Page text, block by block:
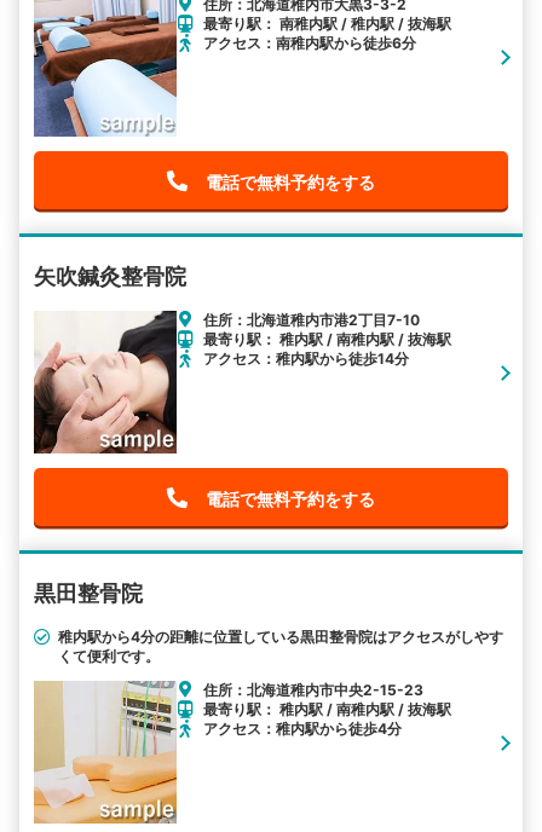
住所：北海道稚内市大黒3-3-2
最寄り駅： 南稚内駅 / 稚内駅 / 抜海駅
アクセス：南稚内駅から徒歩6分
電話で無料予約をする
矢吹鍼灸整骨院
住所：北海道稚内市港2丁目7-10
最寄り駅： 稚内駅 / 南稚内駅 / 抜海駅
アクセス：稚内駅から徒歩14分
電話で無料予約をする
黒田整骨院
稚内駅から4分の距離に位置している黒田整骨院はアクセスがしやす
くて便利です。
住所：北海道稚内市中央2-15-23
最寄り駅： 稚内駅 / 南稚内駅 / 抜海駅
アクセス：稚内駅から徒歩4分